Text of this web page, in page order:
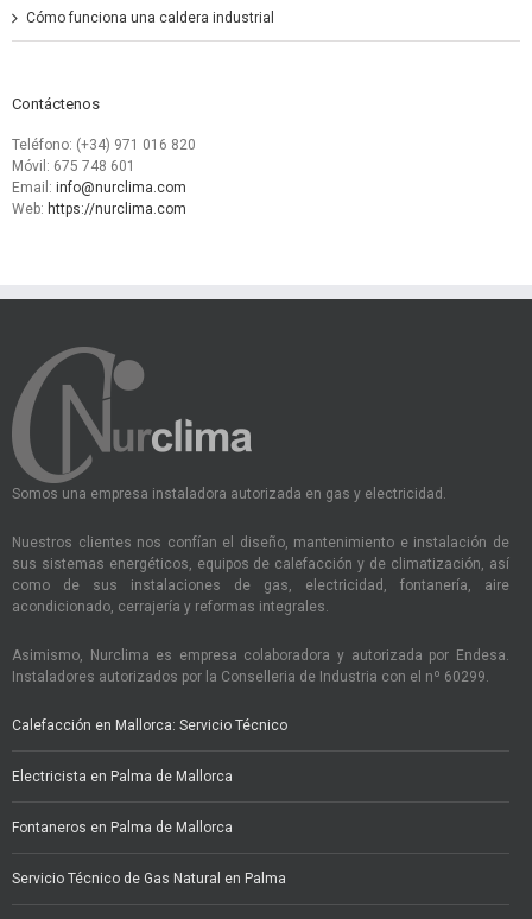
Cómo funciona una caldera industrial
Contáctenos
Teléfono: (+34) 971 016 820
Móvil: 675 748 601
Email: info@nurclima.com
Web: https://nurclima.com
Somos una empresa instaladora autorizada en gas y electricidad.
Nuestros clientes nos confían el diseño, mantenimiento e instalación de
sus sistemas energéticos, equipos de calefacción y de climatización, así
como de sus instalaciones de gas, electricidad, fontanería, aire
acondicionado, cerrajería y reformas integrales.
Asimismo, Nurclima es empresa colaboradora y autorizada por Endesa.
Instaladores autorizados por la Conselleria de Industria con el nº 60299.
Calefacción en Mallorca: Servicio Técnico
Electricista en Palma de Mallorca
Fontaneros en Palma de Mallorca
Servicio Técnico de Gas Natural en Palma